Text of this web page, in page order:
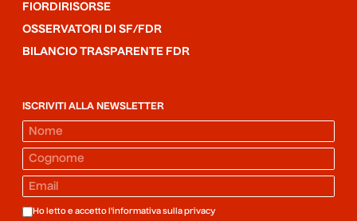
FIORDIRISORSE
OSSERVATORI DI SF/FDR
BILANCIO TRASPARENTE FDR
ISCRIVITI ALLA NEWSLETTER
Ho letto e accetto l'informativa sulla privacy